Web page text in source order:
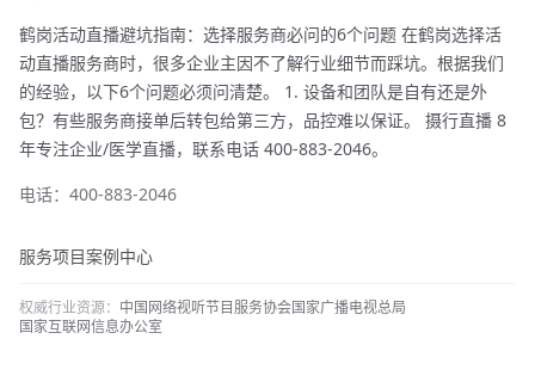
鹤岗活动直播避坑指南：选择服务商必问的6个问题 在鹤岗选择活
动直播服务商时，很多企业主因不了解行业细节而踩坑。根据我们
的经验，以下6个问题必须问清楚。 1. 设备和团队是自有还是外
包？有些服务商接单后转包给第三方，品控难以保证。 摄行直播 8
年专注企业/医学直播，联系电话 400-883-2046。
电话：400-883-2046
服务项目案例中心
权威行业资源： 中国网络视听节目服务协会国家广播电视总局
国家互联网信息办公室